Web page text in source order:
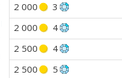
2 000
3
2 000
4
2 500
4
2 500
5